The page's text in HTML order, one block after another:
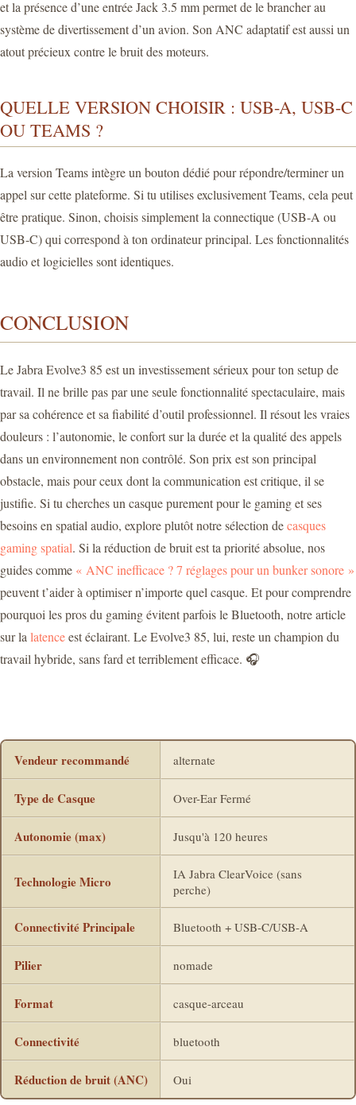
et la présence d’une entrée Jack 3.5 mm permet de le brancher au
système de divertissement d’un avion. Son ANC adaptatif est aussi un
atout précieux contre le bruit des moteurs.
QUELLE VERSION CHOISIR : USB-A, USB-C
OU TEAMS ?
La version Teams intègre un bouton dédié pour répondre/terminer un
appel sur cette plateforme. Si tu utilises exclusivement Teams, cela peut
être pratique. Sinon, choisis simplement la connectique (USB-A ou
USB-C) qui correspond à ton ordinateur principal. Les fonctionnalités
audio et logicielles sont identiques.
CONCLUSION
Le Jabra Evolve3 85 est un investissement sérieux pour ton setup de
travail. Il ne brille pas par une seule fonctionnalité spectaculaire, mais
par sa cohérence et sa fiabilité d’outil professionnel. Il résout les vraies
douleurs : l’autonomie, le confort sur la durée et la qualité des appels
dans un environnement non contrôlé. Son prix est son principal
obstacle, mais pour ceux dont la communication est critique, il se
justifie. Si tu cherches un casque purement pour le gaming et ses
besoins en spatial audio, explore plutôt notre sélection decasques
gaming spatial. Si la réduction de bruit est ta priorité absolue, nos
guides comme « ANC inefficace ? 7 réglages pour un bunker sonore »
peuvent t’aider à optimiser n’importe quel casque. Et pour comprendre
pourquoi les pros du gaming évitent parfois le Bluetooth, notre article
sur lalatenceest éclairant. Le Evolve3 85, lui, reste un champion du
travail hybride, sans fard et terriblement efficace. 🎧
Vendeur recommandé alternate
Type de Casque Over-Ear Fermé
Autonomie (max) Jusqu'à 120 heures
Technologie Micro
IA Jabra ClearVoice (sans
perche)
Connectivité Principale Bluetooth + USB-C/USB-A
Pilier nomade
Format casque-arceau
Connectivité bluetooth
Réduction de bruit (ANC) Oui